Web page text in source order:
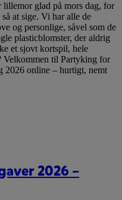
glad på mors dag, for
at sige. Vi har alle de
og personlige, såvel som de
plasticblomster, der aldrig
et sjovt kortspil, hele
Velkommen til Partyking for
2026 online – hurtigt, nemt
2026 –